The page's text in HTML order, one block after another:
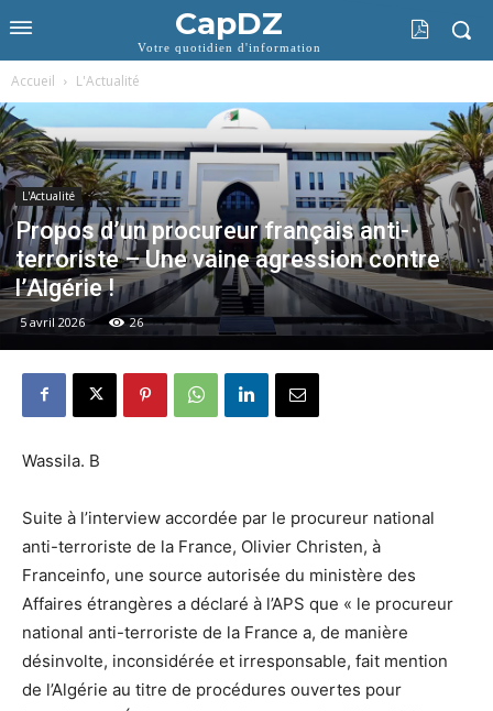
CapDZ
Votre quotidien d'information
Accueil L'Actualité
L'Actualité
Propos d’un procureur français anti-
terroriste – Une vaine agression contre
l’Algérie !
5 avril 2026 26
Wassila. B
Suite à l’interview accordée par le procureur national
anti-terroriste de la France, Olivier Christen, à
Franceinfo, une source autorisée du ministère des
Affaires étrangères a déclaré à l’APS que « le procureur
national anti-terroriste de la France a, de manière
désinvolte, inconsidérée et irresponsable, fait mention
de l’Algérie au titre de procédures ouvertes pour